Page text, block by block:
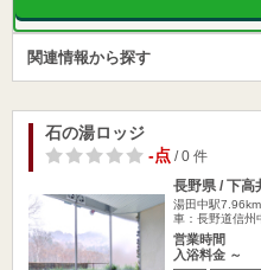
関連情報から探す
石の湯ロッジ
-点/ 0 件
長野県 / 下高
湯田中駅7.96km
車：長野道信
営業時間
入浴料金 ～